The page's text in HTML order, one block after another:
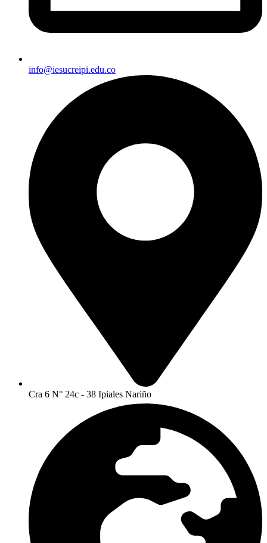
info@iesucreipi.edu.co
Cra 6 N° 24c - 38 Ipiales Nariño